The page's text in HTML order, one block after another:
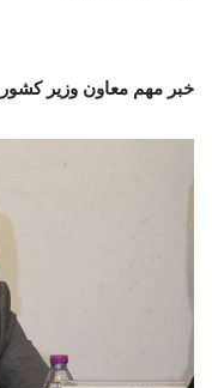
خبر مهم معاون وزیر